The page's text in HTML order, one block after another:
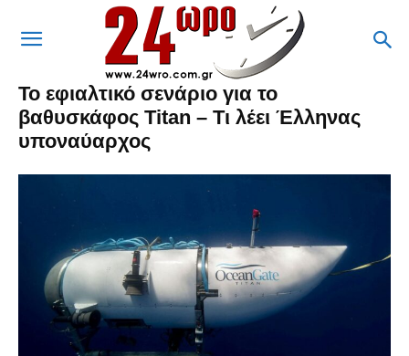
Το εφιαλτικό σενάριο για το
βαθυσκάφος Titan – Τι λέει Έλληνας
υποναύαρχος